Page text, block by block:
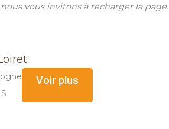
vous invitons à recharger la page.
Voir plus